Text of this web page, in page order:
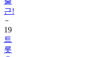
19
트
롯
올
스